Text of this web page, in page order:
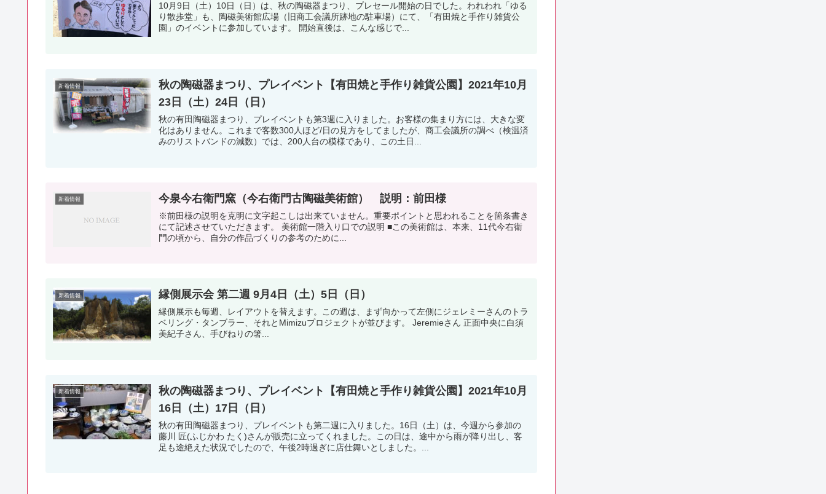
10月9日（土）10日（日）は、秋の陶磁器まつり、プレセール開始の日でした。われわれ「ゆる
り散歩堂」も、陶磁美術館広場（旧商工会議所跡地の駐車場）にて、「有田焼と手作り雑貨公
園」のイベントに参加しています。 開始直後は、こんな感じで...
新着情報
秋の陶磁器まつり、プレイベント【有田焼と手作り雑貨公園】2021年10月
23日（土）24日（日）
秋の有田陶磁器まつり、プレイベントも第3週に入りました。お客様の集まり方には、大きな変
化はありません。これまで客数300人ほど/日の見方をしてましたが、商工会議所の調べ（検温済
みのリストバンドの減数）では、200人台の模様であり、この土日...
新着情報 今泉今右衛門窯（今右衛門古陶磁美術館） 説明：前田様
※前田様の説明を克明に文字起こしは出来ていません。重要ポイントと思われることを箇条書き
にて記述させていただきます。 美術館一階入り口での説明 ■この美術館は、本来、11代今右衛
門の頃から、自分の作品づくりの参考のために...
新着情報 縁側展示会 第二週 9月4日（土）5日（日）
縁側展示も毎週、レイアウトを替えます。この週は、まず向かって左側にジェレミーさんのトラ
ベリング・タンブラー、それとMimizuプロジェクトが並びます。 Jeremieさん 正面中央に白須
美紀子さん、手びねりの箸...
新着情報
秋の陶磁器まつり、プレイベント【有田焼と手作り雑貨公園】2021年10月
16日（土）17日（日）
秋の有田陶磁器まつり、プレイベントも第二週に入りました。16日（土）は、今週から参加の
藤川 匠(ふじかわ たく)さんが販売に立ってくれました。この日は、途中から雨が降り出し、客
足も途絶えた状況でしたので、午後2時過ぎに店仕舞いとしました。...